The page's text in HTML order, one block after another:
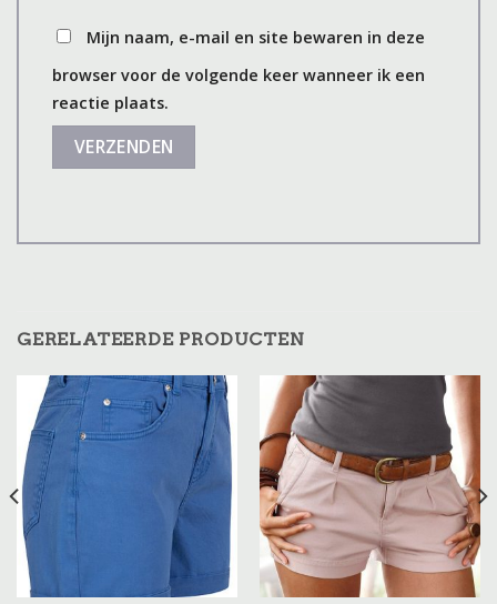
Mijn naam, e-mail en site bewaren in deze
browser voor de volgende keer wanneer ik een
reactie plaats.
GERELATEERDE PRODUCTEN